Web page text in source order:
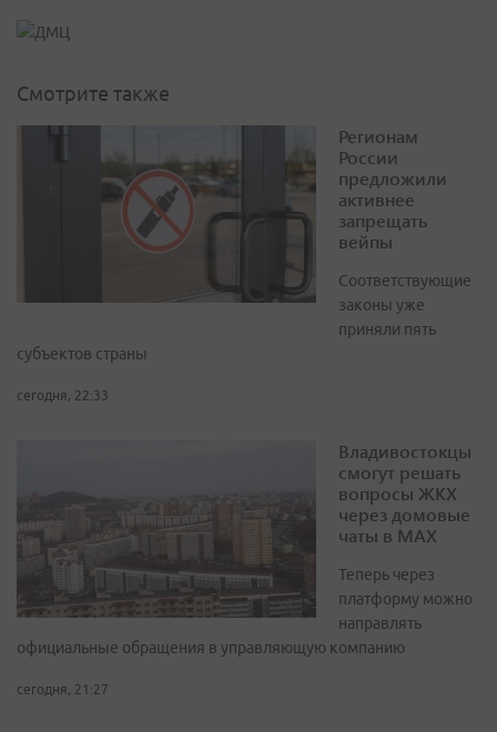
Смотрите также
Регионам
России
предложили
активнее
запрещать
вейпы
Соответствующие
законы уже
приняли пять
субъектов страны
сегодня, 22:33
Владивостокцы
смогут решать
вопросы ЖКХ
через домовые
чаты в МАХ
Теперь через
платформу можно
направлять
официальные обращения в управляющую компанию
сегодня, 21:27